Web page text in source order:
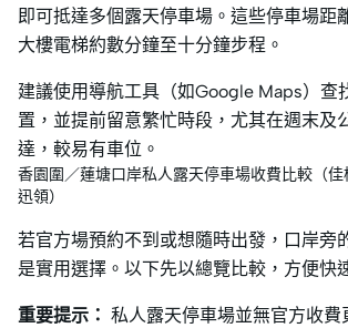
即可抵達多個露天停車場。這些停車場距
大樓電梯約數分鐘至十分鐘步程。
建議使用導航工具（如Google Maps）查
置，並提前留意繁忙時段，尤其在週末及
達，較易有車位。
香園圍／蓮塘口岸私人露天停車場收費比較（佳
迅領）
若官方場預約不到或想隨時出發，口岸旁
是實用選擇。以下先以總覽比較，方便快
重要提示： 私人露天停車場並無官方收費